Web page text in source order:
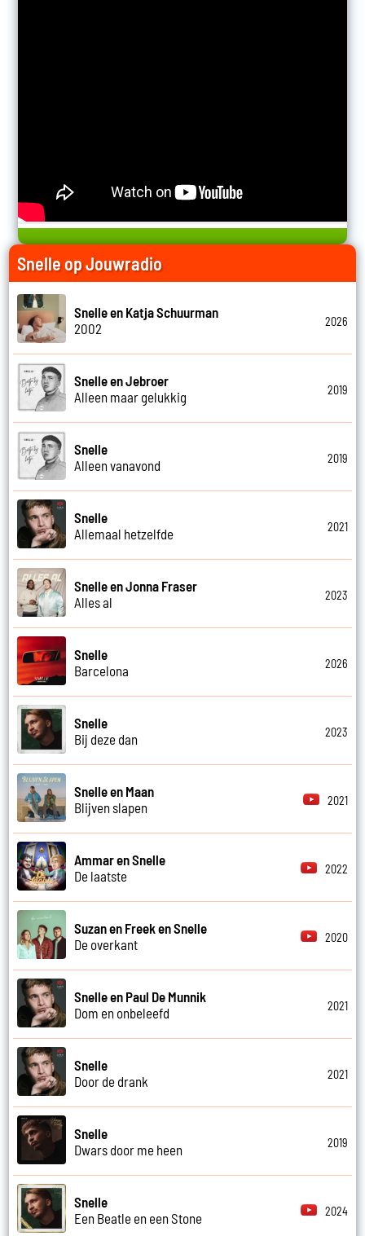
Snelle op Jouwradio
Snelle en Katja Schuurman
2002
2026
Snelle en Jebroer
Alleen maar gelukkig
2019
Snelle
Alleen vanavond
2019
Snelle
Allemaal hetzelfde
2021
Snelle en Jonna Fraser
Alles al
2023
Snelle
Barcelona
2026
Snelle
Bij deze dan
2023
Snelle en Maan
Blijven slapen
2021
Ammar en Snelle
De laatste
2022
Suzan en Freek en Snelle
De overkant
2020
Snelle en Paul De Munnik
Dom en onbeleefd
2021
Snelle
Door de drank
2021
Snelle
Dwars door me heen
2019
Snelle
Een Beatle en een Stone
2024